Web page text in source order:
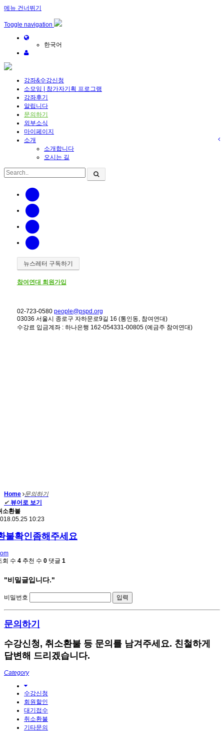
메뉴 건너뛰기
Toggle navigation
한국어
강좌&수강신청
소모임 | 참가자기획 프로그램
강좌후기
알립니다
문의하기
외부소식
마이페이지
소개
소개합니다
오시는 길
뉴스레터 구독하기
참여연대 회원가입
02-723-0580 people@pspd.org
03036 서울시 종로구 자하문로9길 16 (통인동, 참여연대)
수강료 입금계좌 : 하나은행 162-054331-00805 (예금주 참여연대)
Home 문의하기
✔ 뷰어로 보기
소환불
10:23
불확인좀해주세요
회 수 4 추천 수 0 댓글 1
"비밀글입니다."
비밀번호
문의하기
수강신청, 취소환불 등 문의를 남겨주세요. 친철하게
답변해 드리겠습니다.
Category
수강신청
회원할인
대기접수
취소환불
기타문의